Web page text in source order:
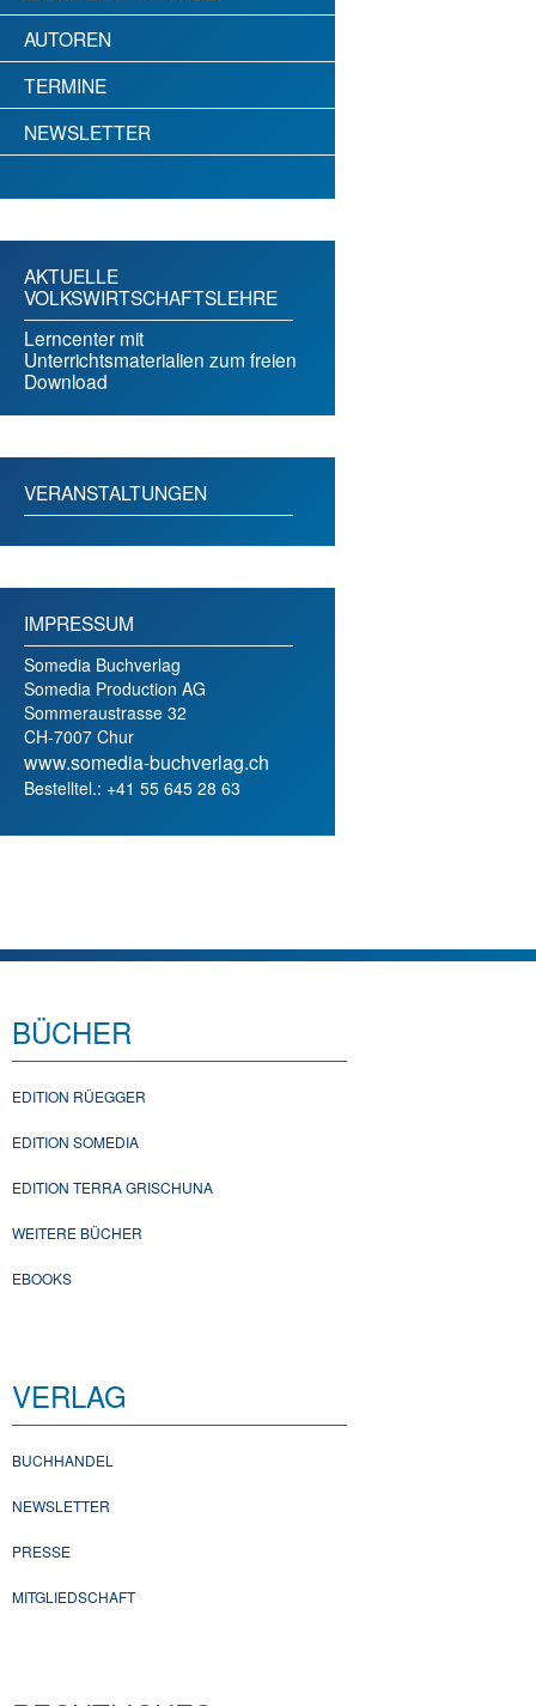
AUTOREN
TERMINE
NEWSLETTER
AKTUELLE
VOLKSWIRTSCHAFTSLEHRE
Lerncenter mit
Unterrichtsmaterialien zum freien
Download
VERANSTALTUNGEN
IMPRESSUM
Somedia Buchverlag
Somedia Production AG
Sommeraustrasse 32
CH-7007 Chur
www.somedia-buchverlag.ch
Bestelltel.: +41 55 645 28 63
BÜCHER
EDITION RÜEGGER
EDITION SOMEDIA
EDITION TERRA GRISCHUNA
WEITERE BÜCHER
EBOOKS
VERLAG
BUCHHANDEL
NEWSLETTER
PRESSE
MITGLIEDSCHAFT